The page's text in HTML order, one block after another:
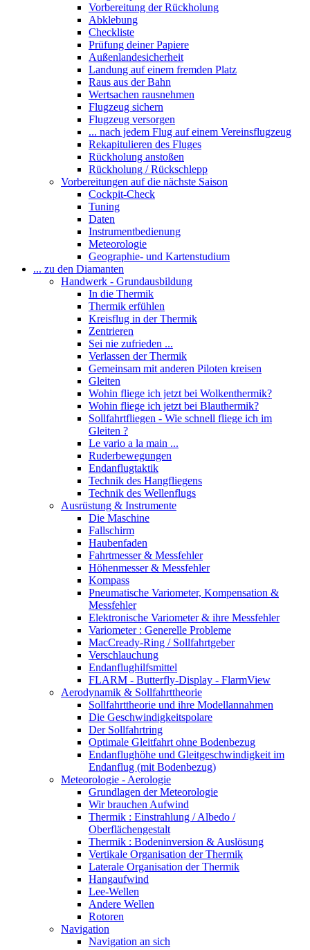
Vorbereitung der Rückholung
Abklebung
Checkliste
Prüfung deiner Papiere
Außenlandesicherheit
Landung auf einem fremden Platz
Raus aus der Bahn
Wertsachen rausnehmen
Flugzeug sichern
Flugzeug versorgen
... nach jedem Flug auf einem Vereinsflugzeug
Rekapitulieren des Fluges
Rückholung anstoßen
Rückholung / Rückschlepp
Vorbereitungen auf die nächste Saison
Cockpit-Check
Tuning
Daten
Instrumentbedienung
Meteorologie
Geographie- und Kartenstudium
... zu den Diamanten
Handwerk - Grundausbildung
In die Thermik
Thermik erfühlen
Kreisflug in der Thermik
Zentrieren
Sei nie zufrieden ...
Verlassen der Thermik
Gemeinsam mit anderen Piloten kreisen
Gleiten
Wohin fliege ich jetzt bei Wolkenthermik?
Wohin fliege ich jetzt bei Blauthermik?
Sollfahrtfliegen - Wie schnell fliege ich im
Gleiten ?
Le vario a la main ...
Ruderbewegungen
Endanflugtaktik
Technik des Hangfliegens
Technik des Wellenflugs
Ausrüstung & Instrumente
Die Maschine
Fallschirm
Haubenfaden
Fahrtmesser & Messfehler
Höhenmesser & Messfehler
Kompass
Pneumatische Variometer, Kompensation &
Messfehler
Elektronische Variometer & ihre Messfehler
Variometer : Generelle Probleme
MacCready-Ring / Sollfahrtgeber
Verschlauchung
Endanflughilfsmittel
FLARM - Butterfly-Display - FlarmView
Aerodynamik & Sollfahrttheorie
Sollfahrttheorie und ihre Modellannahmen
Die Geschwindigkeitspolare
Der Sollfahrtring
Optimale Gleitfahrt ohne Bodenbezug
Endanflughöhe und Gleitgeschwindigkeit im
Endanflug (mit Bodenbezug)
Meteorologie - Aerologie
Grundlagen der Meteorologie
Wir brauchen Aufwind
Thermik : Einstrahlung / Albedo /
Oberflächengestalt
Thermik : Bodeninversion & Auslösung
Vertikale Organisation der Thermik
Laterale Organisation der Thermik
Hangaufwind
Lee-Wellen
Andere Wellen
Rotoren
Navigation
Navigation an sich